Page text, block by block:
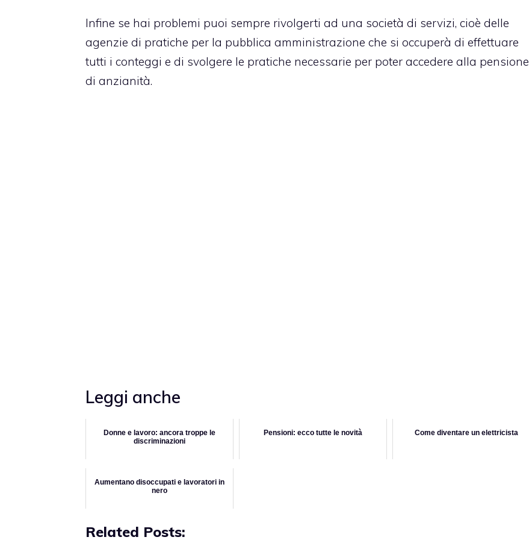
Infine se hai problemi puoi sempre rivolgerti ad una società di servizi, cioè delle
agenzie di pratiche per la pubblica amministrazione che si occuperà di effettuare
tutti i conteggi e di svolgere le pratiche necessarie per poter accedere alla pensione
di anzianità.
Leggi anche
Donne e lavoro: ancora troppe le
discriminazioni
Pensioni: ecco tutte le novità Come diventare un elettricista
Aumentano disoccupati e lavoratori in
nero
Related Posts: